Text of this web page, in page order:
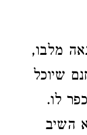
מלבו,
שיוכל
לו.
השיב